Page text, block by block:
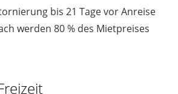
bis 21 Tage vor Anreise
werden 80 % des Mietpreises